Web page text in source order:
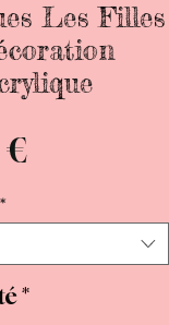
Les Filles
€Prix
*
*